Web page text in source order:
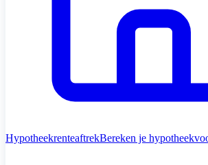
HypotheekrenteaftrekBereken je